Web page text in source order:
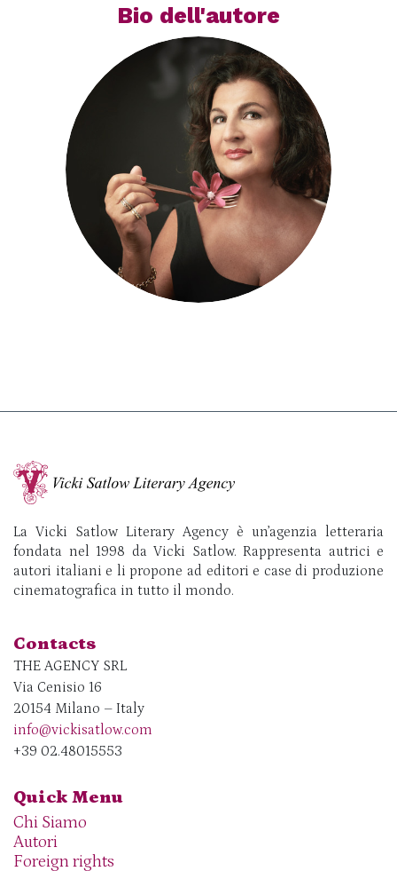
Bio dell'autore
La Vicki Satlow Literary Agency è un’agenzia letteraria
fondata nel 1998 da Vicki Satlow. Rappresenta autrici e
autori italiani e li propone ad editori e case di produzione
cinematografica in tutto il mondo.
Contacts
THE AGENCY SRL
Via Cenisio 16
20154 Milano – Italy
info@vickisatlow.com
+39 02.48015553
Quick Menu
Chi Siamo
Autori
Foreign rights